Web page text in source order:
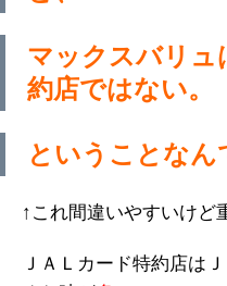
マックスバリュ
約店ではない。
ということなん
↑これ間違いやすいけど
ＪＡＬカード特約店は